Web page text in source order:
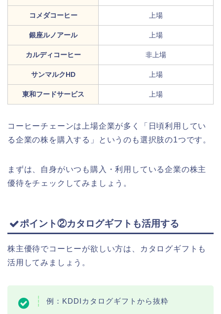
コメダコーヒー 上場
銀座ルノアール 上場
カルディコーヒー 非上場
サンマルクHD 上場
東和フードサービス 上場
コーヒーチェーンは上場企業が多く「日頃利用してい
る企業の株を購入する」というのも選択肢の1つです。
まずは、自身がいつも購入・利用している企業の株主
優待をチェックしてみましょう。
ポイント②カタログギフトも活用する
株主優待でコーヒーが欲しい方は、カタログギフトも
活用してみましょう。
例：KDDIカタログギフトから抜粋